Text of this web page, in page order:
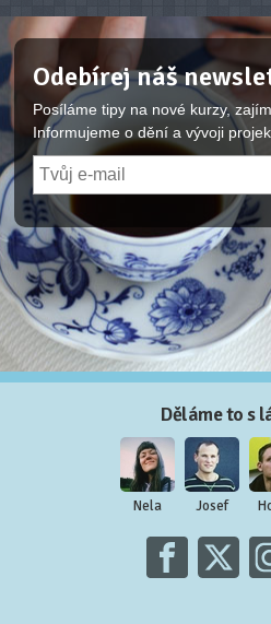
Odebírej náš
Posíláme tipy na nové kurzy,
Informujeme o dění a vývoji
Děláme to s
Nela Josef